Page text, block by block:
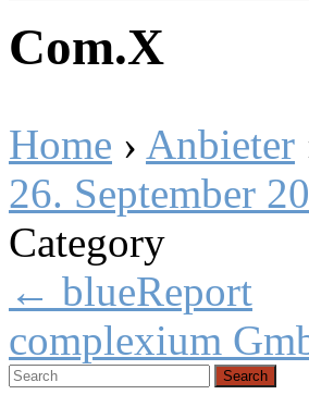
Com.X
Home › Anbieter
26. September
Category
Post
navigation
← blueReport
complexium
Search
for: